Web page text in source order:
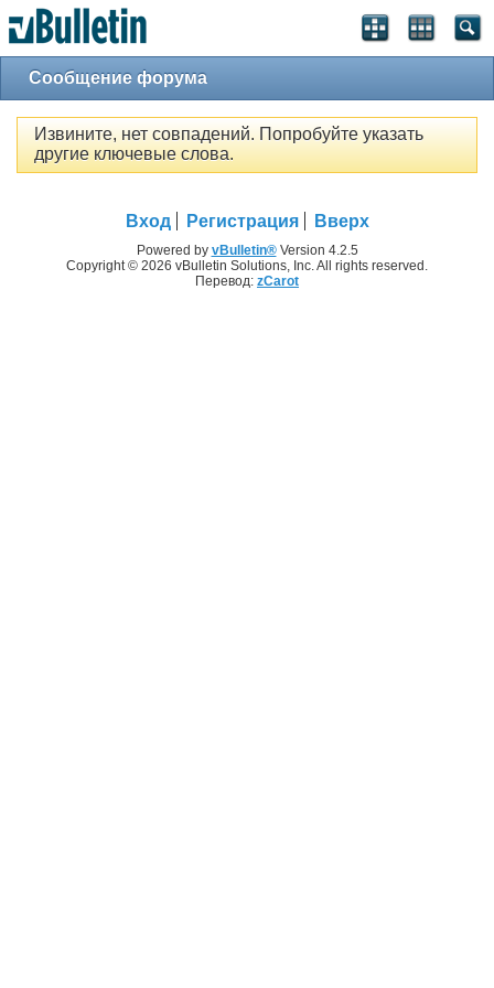
Сообщение форума
Извините, нет совпадений. Попробуйте указать
другие ключевые слова.
Вход Регистрация Вверх
Powered by vBulletin®Version 4.2.5
Copyright © 2026 vBulletin Solutions, Inc. All rights reserved.
Перевод: zCarot